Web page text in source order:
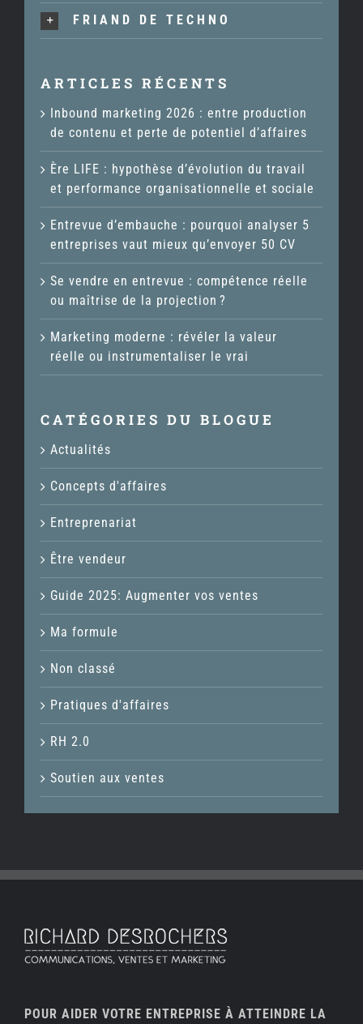
FRIAND DE TECHNO
ARTICLES RÉCENTS
Inbound marketing 2026 : entre production
de contenu et perte de potentiel d’affaires
Ère LIFE : hypothèse d’évolution du travail
et performance organisationnelle et sociale
Entrevue d’embauche : pourquoi analyser 5
entreprises vaut mieux qu’envoyer 50 CV
Se vendre en entrevue : compétence réelle
ou maîtrise de la projection ?
Marketing moderne : révéler la valeur
réelle ou instrumentaliser le vrai
CATÉGORIES DU BLOGUE
Actualités
Concepts d'affaires
Entreprenariat
Être vendeur
Guide 2025: Augmenter vos ventes
Ma formule
Non classé
Pratiques d'affaires
RH 2.0
Soutien aux ventes
POUR AIDER VOTRE ENTREPRISE À ATTEINDRE LA